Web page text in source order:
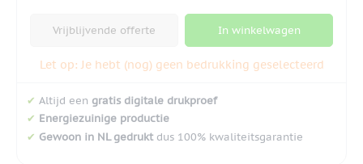
Vrijblijvende offerte In winkelwagen
Let op: Je hebt (nog) geen bedrukking geselecteerd
✔ Altijd een gratis digitale drukproef
✔ Energiezuinige productie
✔ Gewoon in NL gedruktdus 100% kwaliteitsgarantie